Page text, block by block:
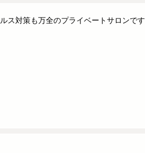
ス対策も万全のプライベートサロンです